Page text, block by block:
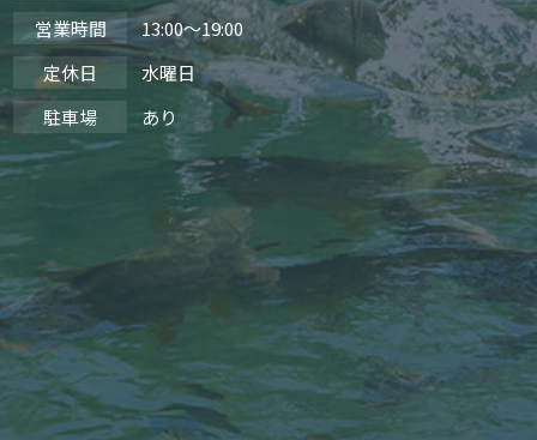
営業時間
13:00～19:00
定休日
水曜日
駐車場
あり